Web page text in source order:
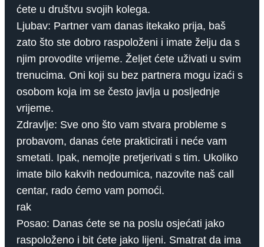
ćete u društvu svojih kolega.
Ljubav: Partner vam danas itekako prija, baš
zato što ste dobro raspoloženi i imate želju da s
njim provodite vrijeme. Željet ćete uživati ​​u svim
trenucima. Oni koji su bez partnera mogu izaći s
osobom koja im se često javlja u posljednje
vrijeme.
Zdravlje: Sve ono što vam stvara probleme s
probavom, danas ćete prakticirati i neće vam
smetati. Ipak, nemojte pretjerivati ​​s tim. Ukoliko
imate bilo kakvih nedoumica, nazovite naš call
centar, rado ćemo vam pomoći.
rak
Posao: Danas ćete se na poslu osjećati jako
raspoloženo i bit ćete jako lijeni. Smatrat da ima